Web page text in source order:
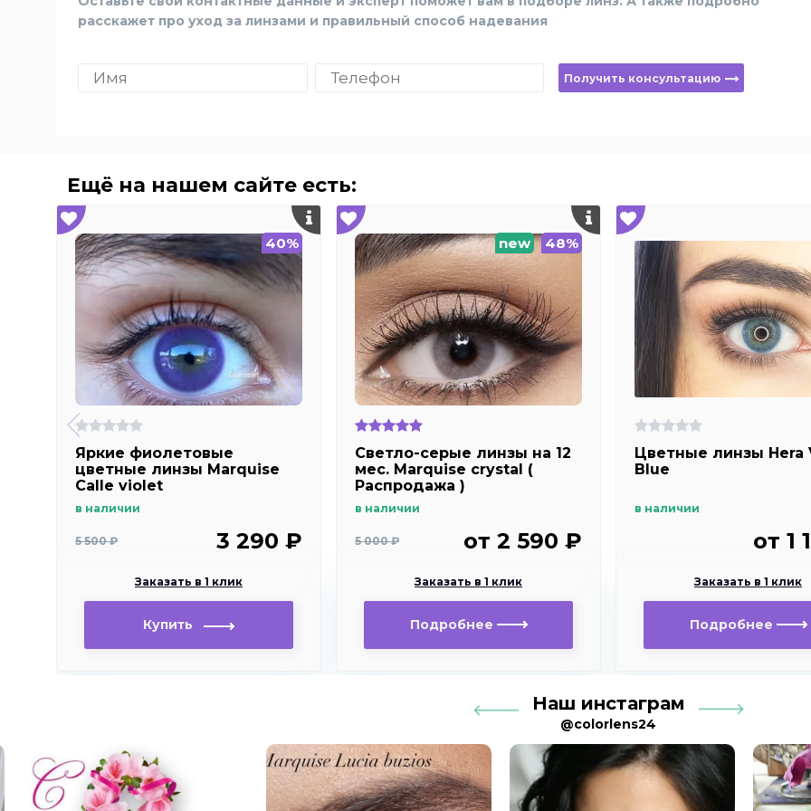
расскажет про уход за линзами и правильный способ надевания
Получить консультацию
Ещё на нашем сайте есть:
40%
Яркие фиолетовые
цветные линзы Marquise
Calle violet
в наличии
5 500 ₽ 3 290 ₽
Заказать в 1 клик
new 48%
Светло-серые линзы на 12
мес. Marquise crystal (
Распродажа )
в наличии
5 000 ₽ от 2 590 ₽
Заказать в 1 клик
Подробнее
Цветные линзы Hera
Blue
в наличии
от 1
Заказать в 1 клик
Подробнее
Наш инстаграм
@colorlens24